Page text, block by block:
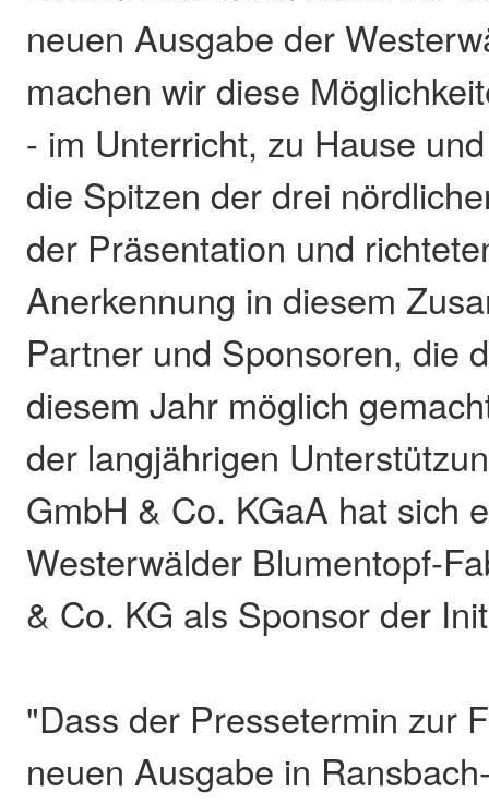
neuen Ausgabe der
machen wir diese
- im Unterricht, zu Hause
die Spitzen der drei
der Präsentation und
Anerkennung in diesem
Partner und Sponsoren, die
diesem Jahr möglich
der langjährigen
GmbH & Co. KGaA hat sich
Westerwälder Blumentopf-
& Co. KG als Sponsor der
"Dass der Pressetermin zur
neuen Ausgabe in